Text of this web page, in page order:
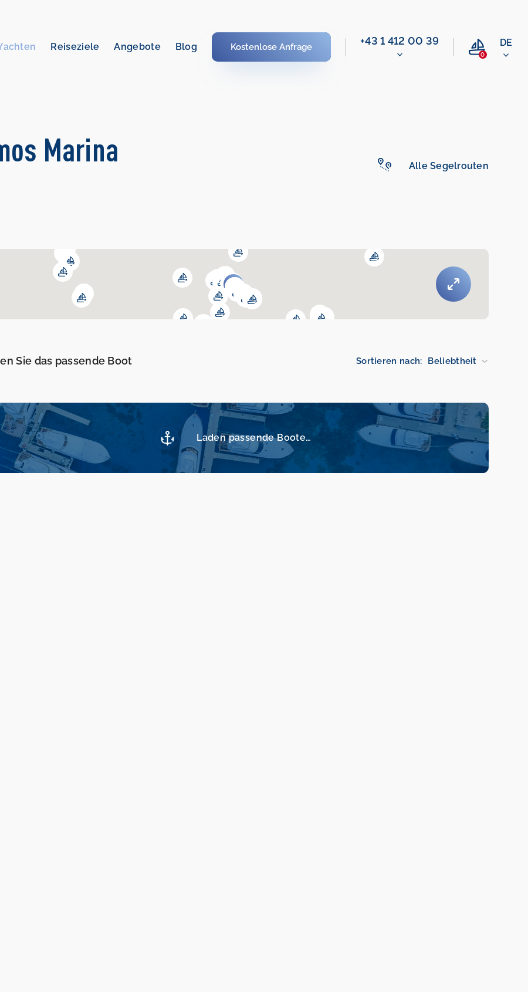
Reiseziele Angebote Blog Kostenlose Anfrage +43 1 412 00 39
0
DE
Marina Alle Segelrouten
Sie das passende Boot Sortieren nach: Beliebtheit
Laden passende Boote…